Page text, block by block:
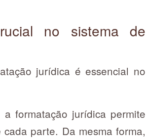
no sistema de
jurídica é essencial no
formatação jurídica permite
parte. Da mesma forma,